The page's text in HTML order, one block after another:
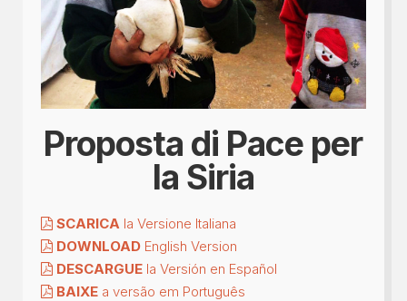
Proposta di Pace per
la Siria
SCARICA la Versione Italiana
DOWNLOAD English Version
DESCARGUEla Versión en Español
BAIXEa versão em Português